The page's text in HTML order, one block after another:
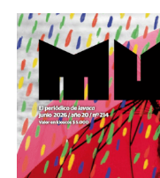
Este número 215 de
podría ser una frase: